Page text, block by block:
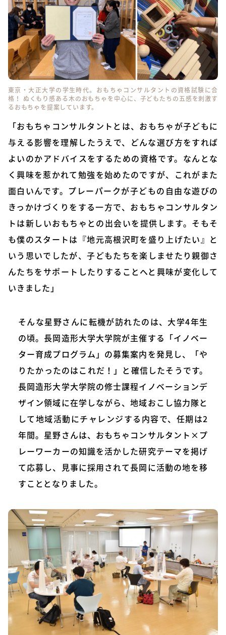
東京・大正大学の学生時代。おもちゃコンサルタントの資格試験に合
格！ ぬくもり感ある木のおもちゃを中心に、子どもたちの五感を刺激す
るおもちゃを提案しています。
「おもちゃコンサルタントとは、おもちゃが子どもに
与える影響を理解したうえで、どんな選び方をすれば
よいのかアドバイスをするための資格です。なんとな
く興味を惹かれて勉強を始めたのですが、これがまた
面白いんです。プレーパークが子どもの自由な遊びの
きっかけづくりをする一方で、おもちゃコンサルタン
トは新しいおもちゃとの出会いを提供します。そもそ
も僕のスタートは『地元高根沢町を盛り上げたい』と
いう思いでしたが、子どもたちを楽しませたり親御さ
んたちをサポートしたりすることへと興味が変化して
いきました」
そんな星野さんに転機が訪れたのは、大学4年生
の頃。長岡造形大学大学院が主催する「イノベー
ター育成プログラム」の募集案内を発見し、「や
りたかったのはこれだ！」と確信したそうです。
長岡造形大学大学院の修士課程イノベーションデ
ザイン領域に在学しながら、地域おこし協力隊と
して地域活動にチャレンジする内容で、任期は2
年間。星野さんは、おもちゃコンサルタント×プ
レーワーカーの知識を活かした研究テーマを掲げ
て応募し、見事に採用されて長岡に活動の地を移
すこととなりました。